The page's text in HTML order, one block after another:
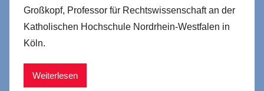
Großkopf, Professor für Rechtswissenschaft an der
Katholischen Hochschule Nordrhein-Westfalen in
Köln.
Weiterlesen